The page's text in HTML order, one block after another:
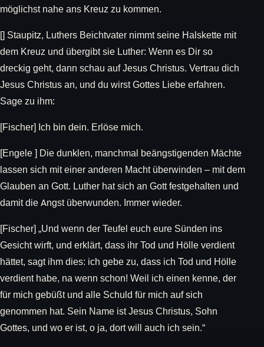
möglichst nahe ans Kreuz zu kommen.
[] Staupitz, Luthers Beichtvater nimmt seine Halskette mit
dem Kreuz und übergibt sie Luther: Wenn es Dir so
dreckig geht, dann schau auf Jesus Christus. Vertrau dich
Jesus Christus an, und du wirst Gottes Liebe erfahren.
Sage zu ihm:
[Fischer] Ich bin dein. Erlöse mich.
[Engele ] Die dunklen, manchmal beängstigenden Mächte
lassen sich mit einer anderen Macht überwinden – mit dem
Glauben an Gott. Luther hat sich an Gott festgehalten und
damit die Angst überwunden. Immer wieder.
[Fischer] „Und wenn der Teufel euch eure Sünden ins
Gesicht wirft, und erklärt, dass ihr Tod und Hölle verdient
hättet, sagt ihm dies: ich gebe zu, dass ich Tod und Hölle
verdient habe, na wenn schon! Weil ich einen kenne, der
für mich gebüßt und alle Schuld für mich auf sich
genommen hat. Sein Name ist Jesus Christus, Sohn
Gottes, und wo er ist, o ja, dort will auch ich sein.“